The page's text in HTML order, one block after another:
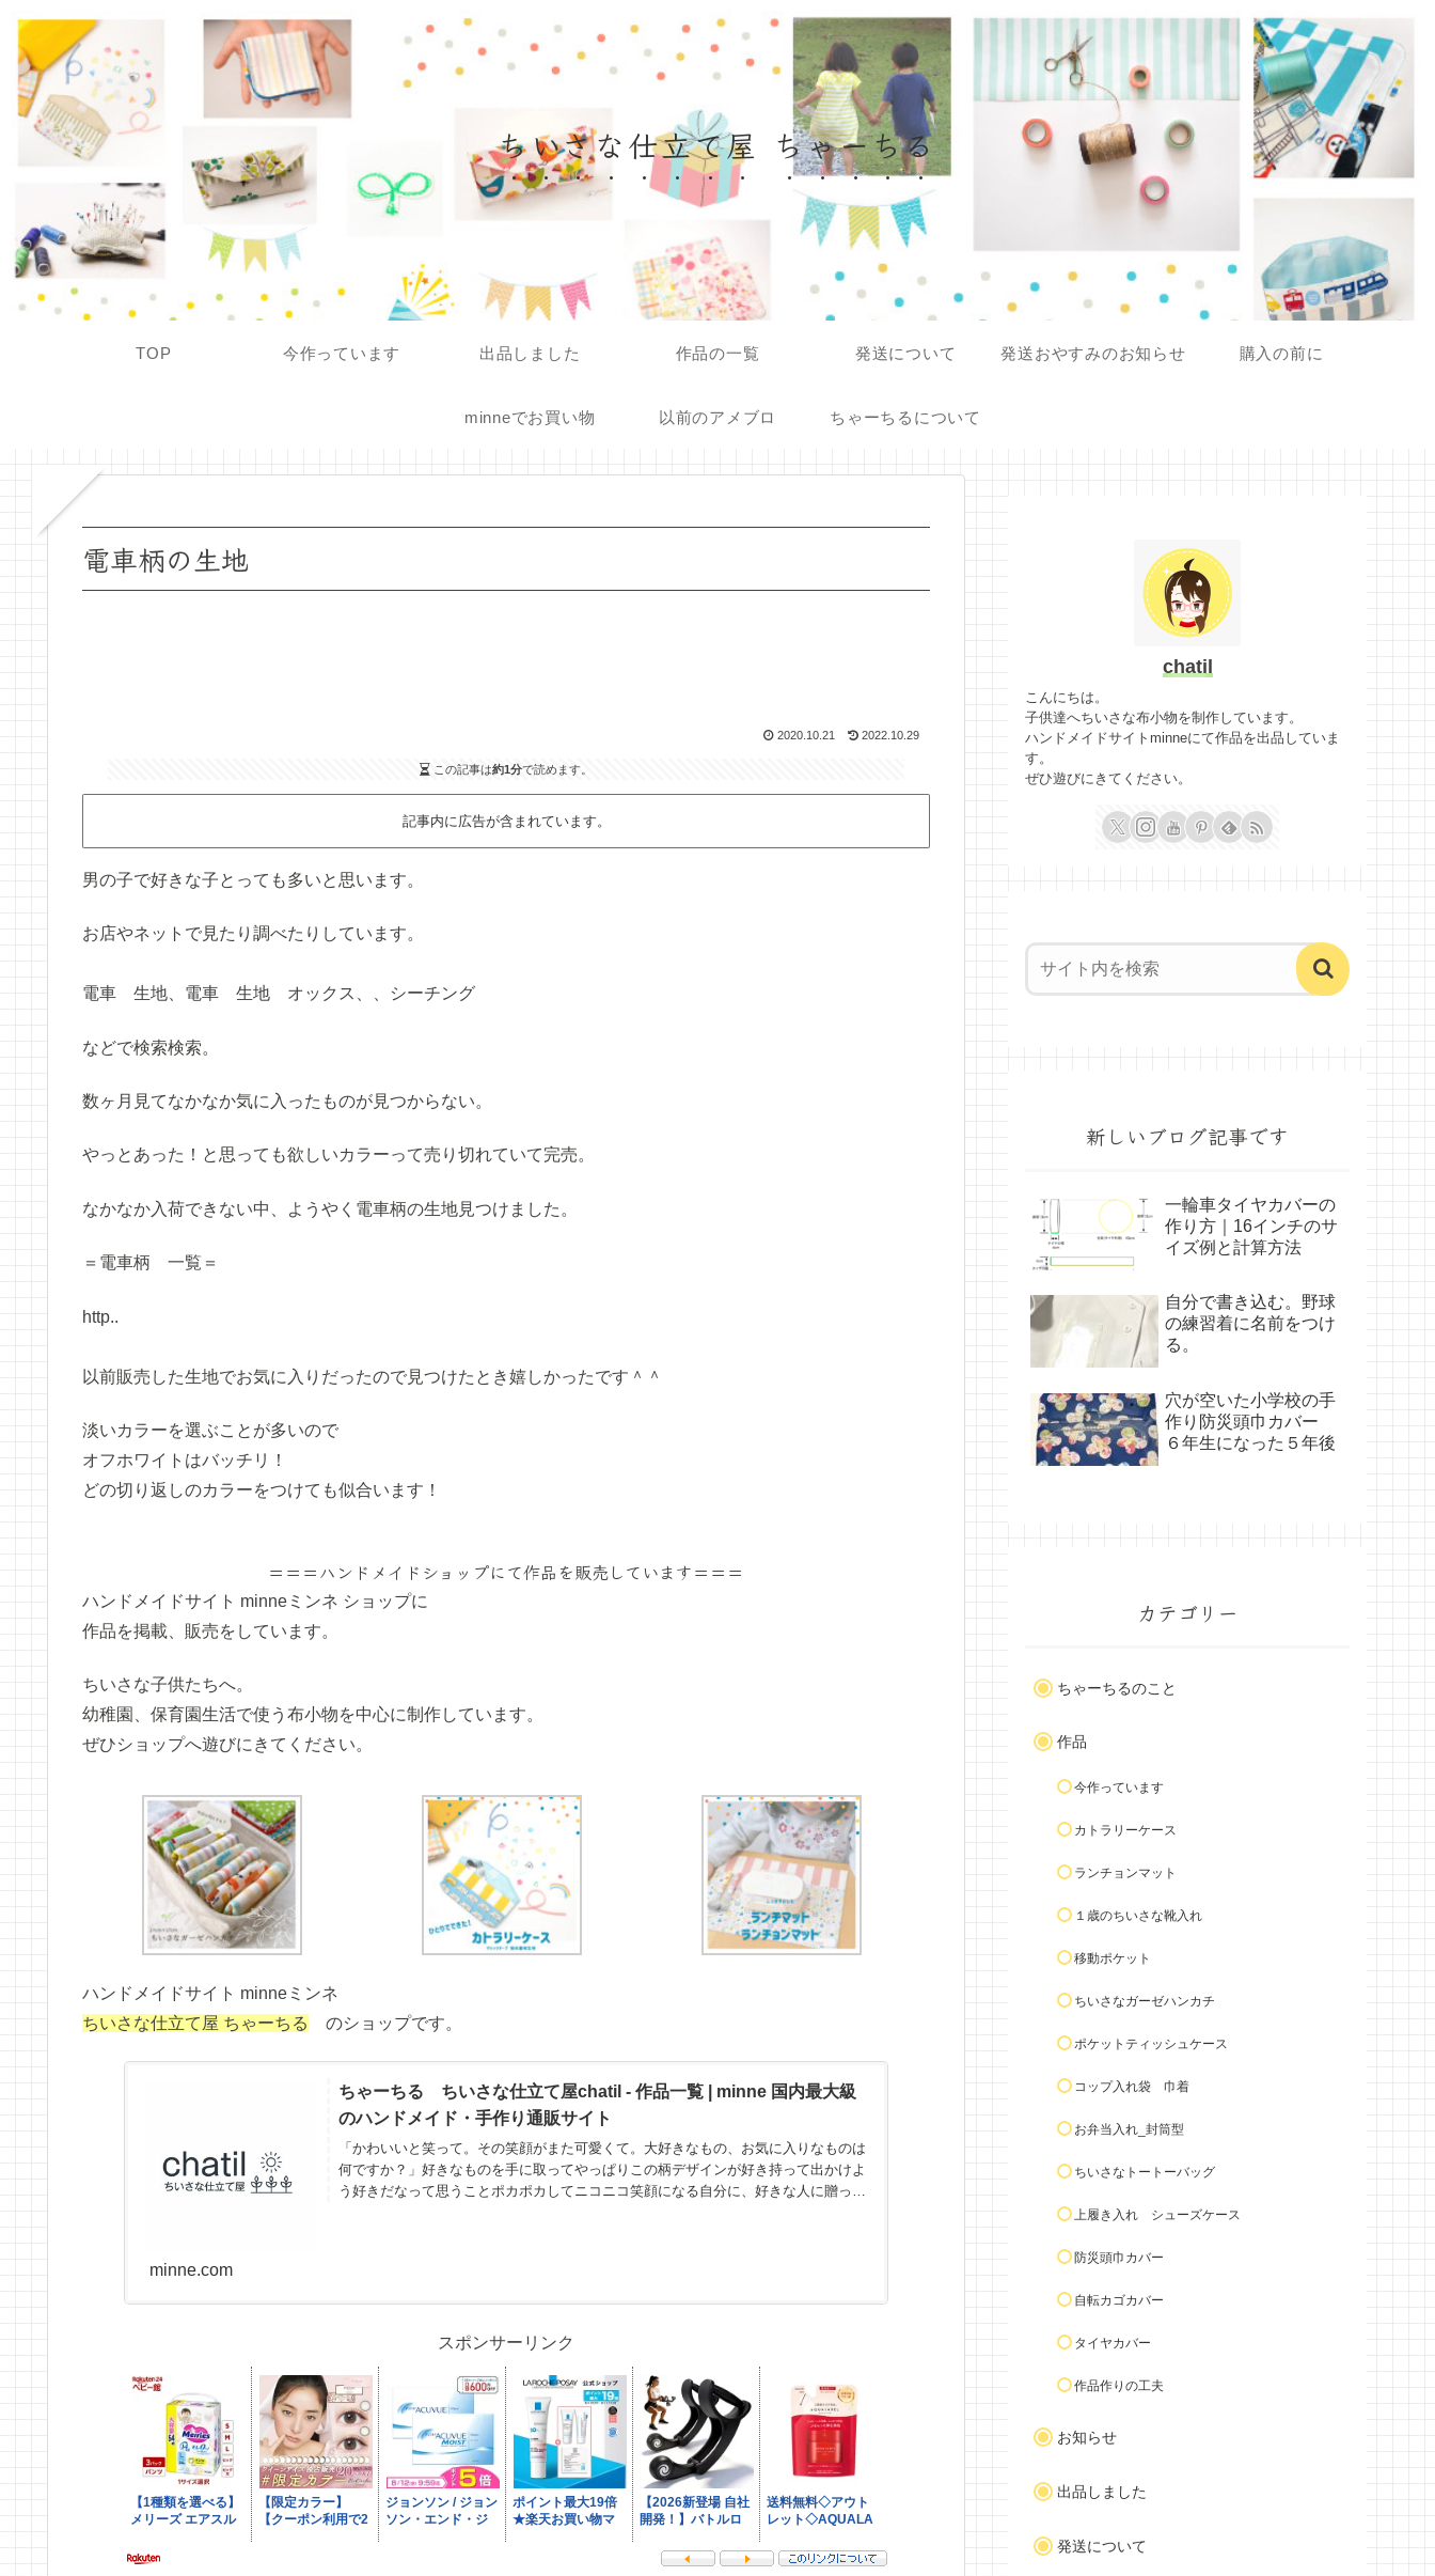
ちいさな仕立て屋 ちゃーちる
TOP 今作っています 出品しました 作品の一覧 発送について 発送おやすみのお知らせ 購入の前に
minneでお買い物 以前のアメブロ ちゃーちるについて
電車柄の生地
2020.10.21 2022.10.29
この記事は約1分で読めます。
記事内に広告が含まれています。
男の子で好きな子とっても多いと思います。
お店やネットで見たり調べたりしています。
電車 生地、電車 生地 オックス、、シーチング
などで検索検索。
数ヶ月見てなかなか気に入ったものが見つからない。
やっとあった！と思っても欲しいカラーって売り切れていて完売。
なかなか入荷できない中、ようやく電車柄の生地見つけました。
＝電車柄 一覧＝
http..
以前販売した生地でお気に入りだったので見つけたとき嬉しかったです＾＾
淡いカラーを選ぶことが多いので
オフホワイトはバッチリ！
どの切り返しのカラーをつけても似合います！
＝＝＝ハンドメイドショップにて作品を販売しています＝＝＝
ハンドメイドサイト minneミンネ ショップに
作品を掲載、販売をしています。
ちいさな子供たちへ。
幼稚園、保育園生活で使う布小物を中心に制作しています。
ぜひショップへ遊びにきてください。
ハンドメイドサイト minneミンネ
ちいさな仕立て屋 ちゃーちる
のショップです。
ちゃーちる ちいさな仕立て屋chatil - 作品一覧 | minne 国内最大級
のハンドメイド・手作り通販サイト
「かわいいと笑って。その笑顔がまた可愛くて。大好きなもの、お気に入りなものは
何ですか？」好きなものを手に取ってやっぱりこの柄デザインが好き持って出かけよ
う好きだなって思うことポカポカしてニコニコ笑顔になる自分に、好きな人に贈った
minne.com
スポンサーリンク
chatil
こんにちは。
子供達へちいさな布小物を制作しています。
ハンドメイドサイトminneにて作品を出品していま
す。
ぜひ遊びにきてください。
新しいブログ記事です
一輪車タイヤカバーの
作り方｜16インチのサ
イズ例と計算方法
自分で書き込む。野球
の練習着に名前をつけ
る。
穴が空いた小学校の手
作り防災頭巾カバー
６年生になった５年後
カテゴリー
ちゃーちるのこと
作品
今作っています
カトラリーケース
ランチョンマット
１歳のちいさな靴入れ
移動ポケット
ちいさなガーゼハンカチ
ポケットティッシュケース
コップ入れ袋 巾着
お弁当入れ_封筒型
ちいさなトートーバッグ
上履き入れ シューズケース
防災頭巾カバー
自転カゴカバー
タイヤカバー
作品作りの工夫
お知らせ
出品しました
発送について